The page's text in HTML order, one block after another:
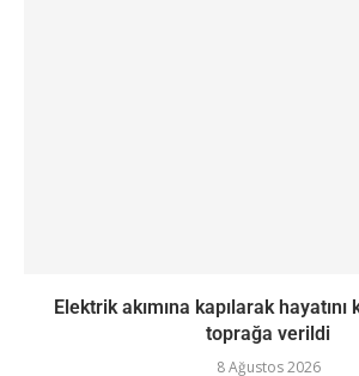
Elektrik akımına kapılarak
toprağa verildi
8 Ağustos 2026